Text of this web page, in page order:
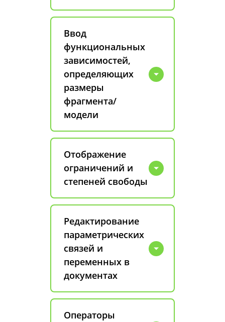
Ввод
функциональных
зависимостей,
определяющих
размеры
фрагмента/
модели
Отображение
ограничений и
степеней свободы
Редактирование
параметрических
связей и
переменных в
документах
Операторы